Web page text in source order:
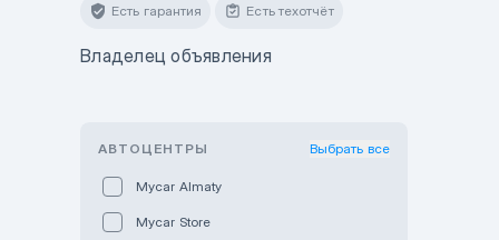
Есть гарантия Есть техотчёт
Владелец объявления
АВТОЦЕНТРЫ Выбрать все
Mycar Almaty
Mycar Store